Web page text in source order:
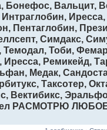
Вальцит,
Интраглобин,
Пентаглобин,
Симдакс,
Темодал, Тоби,
Иресса, Ремикейд,
Медак,
Таксотер,
Вектибикс,
РАСМОТРЮ